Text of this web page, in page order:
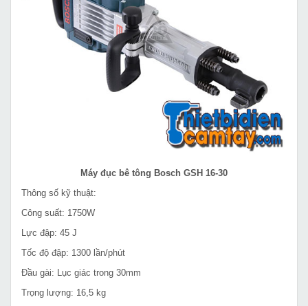
Máy đục bê tông Bosch GSH 16-30
Thông số kỹ thuật:
Công suất: 1750W
Lực đập: 45 J
Tốc độ đập: 1300 lần/phút
Đầu gài: Lục giác trong 30mm
Trọng lượng: 16,5 kg